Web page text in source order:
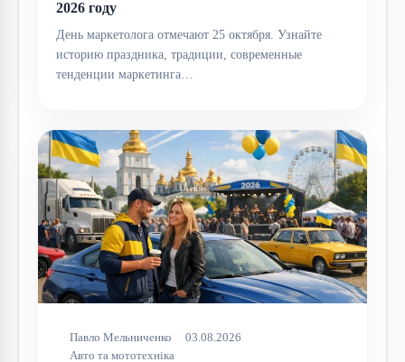
2026 году
День маркетолога отмечают 25 октября. Узнайте
историю праздника, традиции, современные
тенденции маркетинга…
Павло Мельниченко
03.08.2026
Авто та мототехніка